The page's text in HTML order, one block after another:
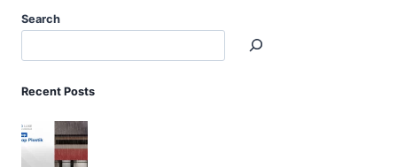
Search
Recent Posts